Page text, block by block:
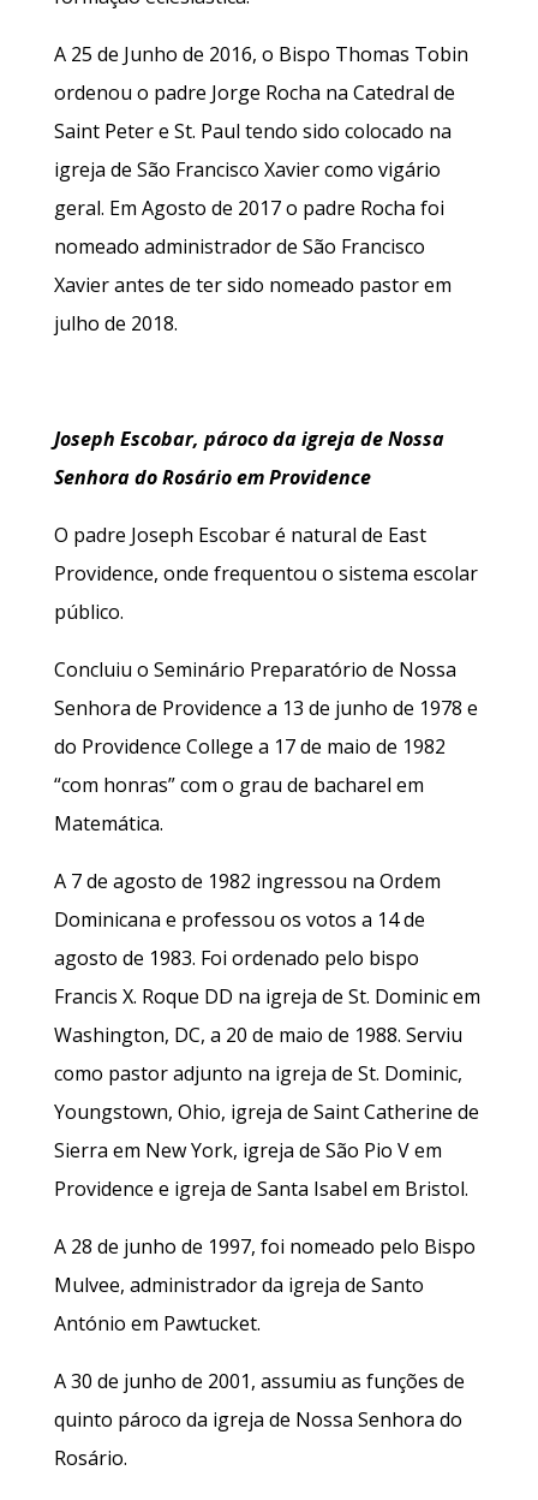
A 25 de Junho de 2016, o Bispo Thomas Tobin
ordenou o padre Jorge Rocha na Catedral de
Saint Peter e St. Paul tendo sido colocado na
igreja de São Francisco Xavier como vigário
geral. Em Agosto de 2017 o padre Rocha foi
nomeado administrador de São Francisco
Xavier antes de ter sido nomeado pastor em
julho de 2018.
Joseph Escobar, pároco da igreja de Nossa
Senhora do Rosário em Providence
O padre Joseph Escobar é natural de East
Providence, onde frequentou o sistema escolar
público.
Concluiu o Seminário Preparatório de Nossa
Senhora de Providence a 13 de junho de 1978 e
do Providence College a 17 de maio de 1982
“com honras” com o grau de bacharel em
Matemática.
A 7 de agosto de 1982 ingressou na Ordem
Dominicana e professou os votos a 14 de
agosto de 1983. Foi ordenado pelo bispo
Francis X. Roque DD na igreja de St. Dominic em
Washington, DC, a 20 de maio de 1988. Serviu
como pastor adjunto na igreja de St. Dominic,
Youngstown, Ohio, igreja de Saint Catherine de
Sierra em New York, igreja de São Pio V em
Providence e igreja de Santa Isabel em Bristol.
A 28 de junho de 1997, foi nomeado pelo Bispo
Mulvee, administrador da igreja de Santo
António em Pawtucket.
A 30 de junho de 2001, assumiu as funções de
quinto pároco da igreja de Nossa Senhora do
Rosário.